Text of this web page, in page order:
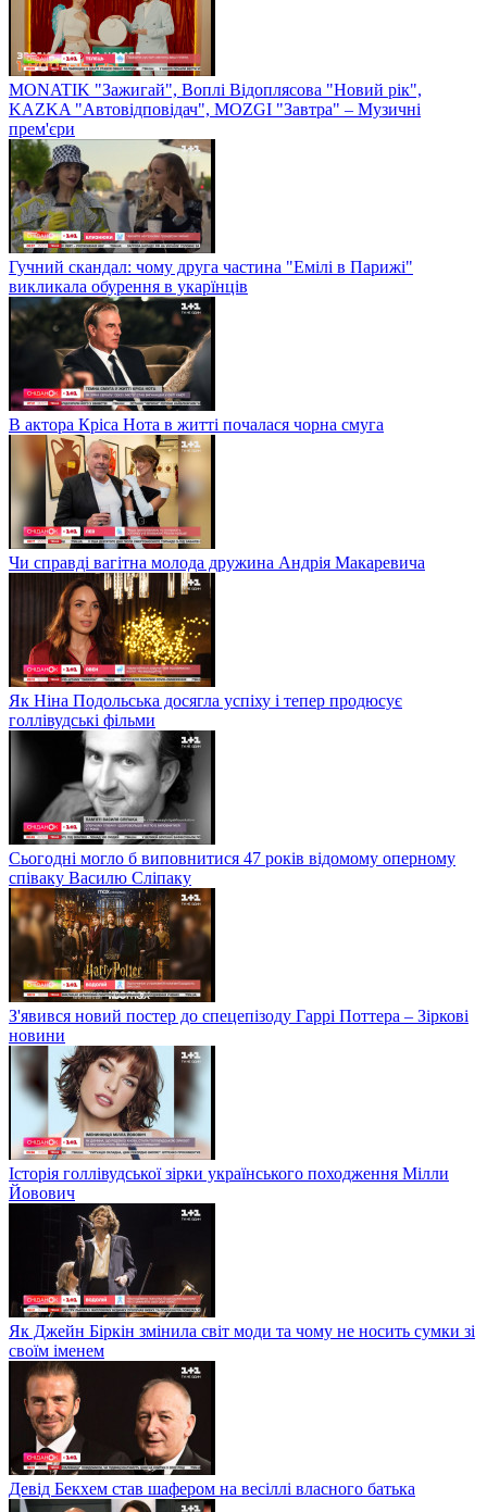
MONATIK "Зажигай", Воплі Відоплясова "Новий рік",
KAZKA "Автовідповідач", MOZGI "Завтра" – Музичні
прем'єри
Гучний скандал: чому друга частина "Емілі в Парижі"
викликала обурення в укарїнців
В актора Кріса Нота в житті почалася чорна смуга
Чи справді вагітна молода дружина Андрія Макаревича
Як Ніна Подольська досягла успіху і тепер продюсує
голлівудські фільми
Сьогодні могло б виповнитися 47 років відомому оперному
співаку Василю Сліпаку
З'явився новий постер до спецепізоду Гаррі Поттера – Зіркові
новини
Історія голлівудської зірки українського походження Мілли
Йовович
Як Джейн Біркін змінила світ моди та чому не носить сумки зі
своїм іменем
Девід Бекхем став шафером на весіллі власного батька